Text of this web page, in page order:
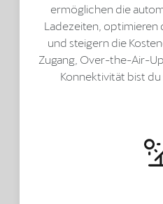
ermöglichen die
Ladezeiten, optimieren
und steigern die
Zugang, Over-the-Air-
Konnektivität bist